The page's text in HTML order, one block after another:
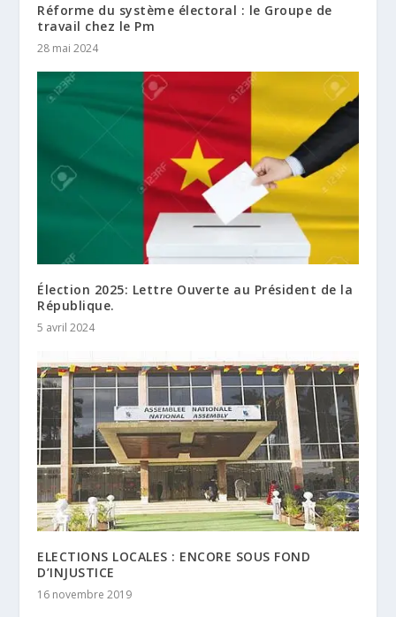
Réforme du système électoral : le Groupe de
travail chez le Pm
28 mai 2024
Élection 2025: Lettre Ouverte au Président de la
République.
5 avril 2024
ELECTIONS LOCALES : ENCORE SOUS FOND
D’INJUSTICE
16 novembre 2019